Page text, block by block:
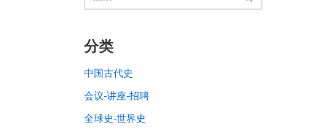
分类
中国古代史
会议-讲座-招聘
全球史-世界史